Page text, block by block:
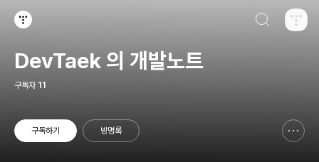
DevTaek 의 개발노트
구독자 11
구독하기 방명록